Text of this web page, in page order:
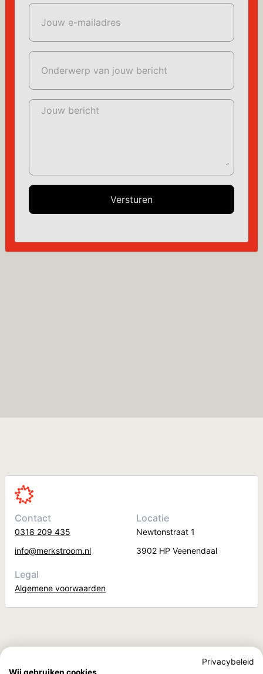
Jouw e-mailadres
Onderwerp van jouw bericht
Jouw bericht
Versturen
Contact
0318 209 435
info@merkstroom.nl
Locatie
Newtonstraat 1
3902 HP Veenendaal
Legal
Algemene voorwaarden
Privacybeleid
Wij gebruiken cookies